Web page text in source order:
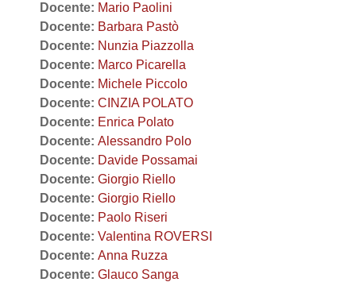
Docente: Mario Paolini
Docente: Barbara Pastò
Docente: Nunzia Piazzolla
Docente: Marco Picarella
Docente: Michele Piccolo
Docente: CINZIA POLATO
Docente: Enrica Polato
Docente: Alessandro Polo
Docente: Davide Possamai
Docente: Giorgio Riello
Docente: Giorgio Riello
Docente: Paolo Riseri
Docente: Valentina ROVERSI
Docente: Anna Ruzza
Docente: Glauco Sanga